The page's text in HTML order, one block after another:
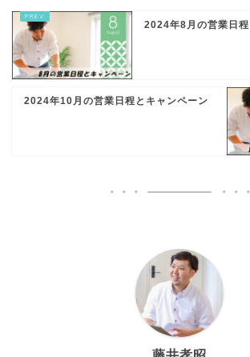
2024年8月の営業日
2024年10月の営業日程とキャンペーン